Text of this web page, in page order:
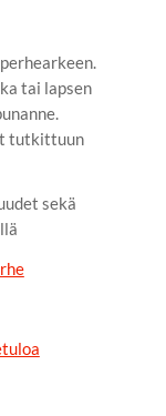
tai lapsen
tutkittuun
sekä